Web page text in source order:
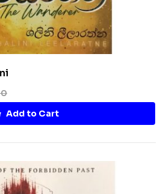
Add to Cart